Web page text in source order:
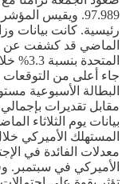
97.989. ويقيس
رئيسية. كانت بيانات
الماضي قد كشفت عن
بيانات يوم الثلاثاء
المستهلك الأميركي
معدلات الفائدة في
الأميركي في سبتمبر.